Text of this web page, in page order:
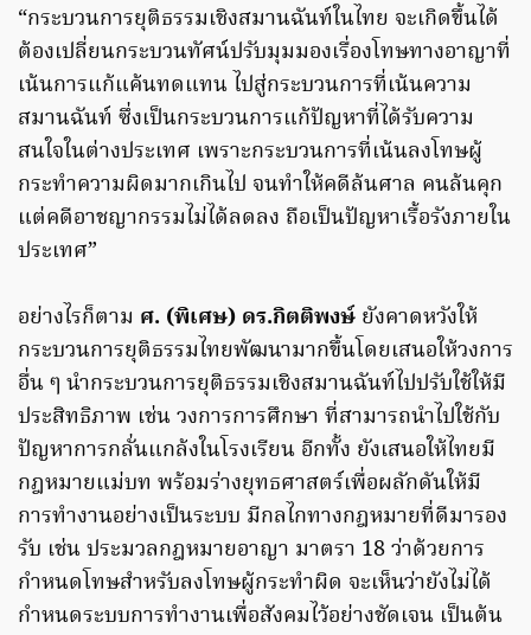
“กระบวนการยุติธรรมเชิงสมานฉันท์ในไทย จะเกิดขึ้นได้
ต้องเปลี่ยนกระบวนทัศน์ปรับมุมมองเรื่องโทษทางอาญาที่
เน้นการแก้แค้นทดแทน ไปสู่กระบวนการที่เน้นความ
สมานฉันท์ ซึ่งเป็นกระบวนการแก้ปัญหาที่ได้รับความ
สนใจในต่างประเทศ เพราะกระบวนการที่เน้นลงโทษผู้
กระทำความผิดมากเกินไป จนทำให้คดีล้นศาล คนล้นคุก
แต่คดีอาชญากรรมไม่ได้ลดลง ถือเป็นปัญหาเรื้อรังภายใน
ประเทศ”
อย่างไรก็ตาม ศ. (พิเศษ) ดร.กิตติพงษ์ ยังคาดหวังให้
กระบวนการยุติธรรมไทยพัฒนามากขึ้นโดยเสนอให้วงการ
อื่น ๆ นำกระบวนการยุติธรรมเชิงสมานฉันท์ไปปรับใช้ให้มี
ประสิทธิภาพ เช่น วงการการศึกษา ที่สามารถนำไปใช้กับ
ปัญหาการกลั่นแกล้งในโรงเรียน อีกทั้ง ยังเสนอให้ไทยมี
กฎหมายแม่บท พร้อมร่างยุทธศาสตร์เพื่อผลักดันให้มี
การทำงานอย่างเป็นระบบ มีกลไกทางกฎหมายที่ดีมารอง
รับ เช่น ประมวลกฎหมายอาญา มาตรา 18 ว่าด้วยการ
กำหนดโทษสำหรับลงโทษผู้กระทำผิด จะเห็นว่ายังไม่ได้
กำหนดระบบการทำงานเพื่อสังคมไว้อย่างชัดเจน เป็นต้น